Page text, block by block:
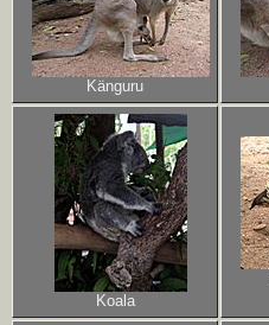
Känguru
Koala